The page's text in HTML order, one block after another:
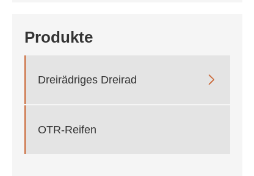
Produkte
Dreirädriges Dreirad 
OTR-Reifen